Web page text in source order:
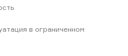
в ограниченном